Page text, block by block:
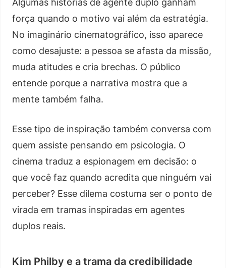
Algumas histórias de agente duplo ganham
força quando o motivo vai além da estratégia.
No imaginário cinematográfico, isso aparece
como desajuste: a pessoa se afasta da missão,
muda atitudes e cria brechas. O público
entende porque a narrativa mostra que a
mente também falha.
Esse tipo de inspiração também conversa com
quem assiste pensando em psicologia. O
cinema traduz a espionagem em decisão: o
que você faz quando acredita que ninguém vai
perceber? Esse dilema costuma ser o ponto de
virada em tramas inspiradas em agentes
duplos reais.
Kim Philby e a trama da credibilidade